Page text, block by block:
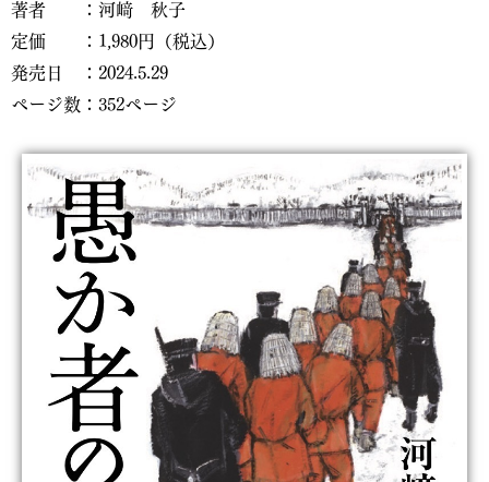
著者 ：河﨑 秋子
定価 ：1,980円（税込）
発売日 ：2024.5.29
ページ数：352ページ